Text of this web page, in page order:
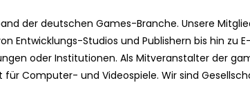
der deutschen Games-Branche. Unsere
Entwicklungs-Studios und Publishern bis hin zu
oder Institutionen. Als Mitveranstalter der
Computer- und Videospiele. Wir sind